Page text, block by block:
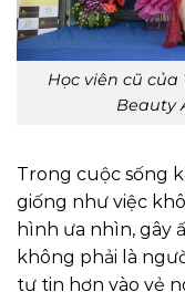
Học viên cũ
Beauty
Trong cuộc sống
giống như việc
hình ưa nhìn, gây
không phải là
tự tin hơn vào vẻ